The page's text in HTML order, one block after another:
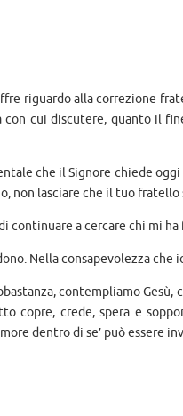
riguardo alla correzione
cui discutere, quanto il
che il Signore chiede
non lasciare che il tuo fratello
continuare a cercare chi mi ha
Nella consapevolezza
contempliamo
copre, crede, spera e
dentro di se’ può essere